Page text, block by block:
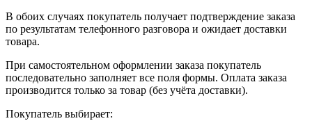
В обоих случаях покупатель получает подтверждение заказа
по результатам телефонного разговора и ожидает доставки
товара.
При самостоятельном оформлении заказа покупатель
последовательно заполняет все поля формы. Оплата заказа
производится только за товар (без учёта доставки).
Покупатель выбирает: